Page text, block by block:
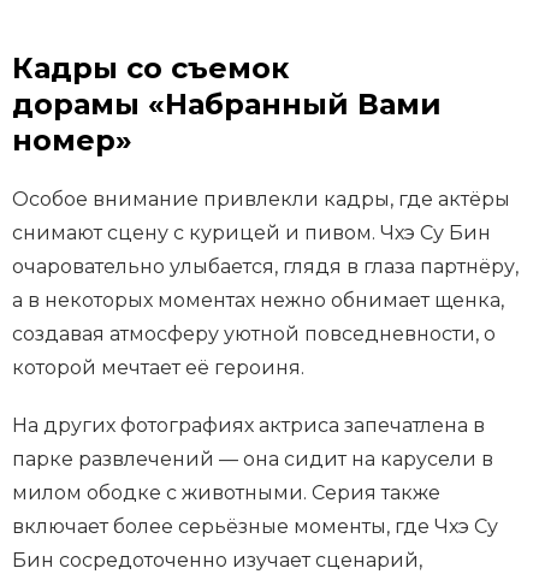
Кадры со съемок
дорамы «Набранный Вами
номер»
Особое внимание привлекли кадры, где актёры
снимают сцену с курицей и пивом. Чхэ Су Бин
очаровательно улыбается, глядя в глаза партнёру,
а в некоторых моментах нежно обнимает щенка,
создавая атмосферу уютной повседневности, о
которой мечтает её героиня.
На других фотографиях актриса запечатлена в
парке развлечений — она сидит на карусели в
милом ободке с животными. Серия также
включает более серьёзные моменты, где Чхэ Су
Бин сосредоточенно изучает сценарий,